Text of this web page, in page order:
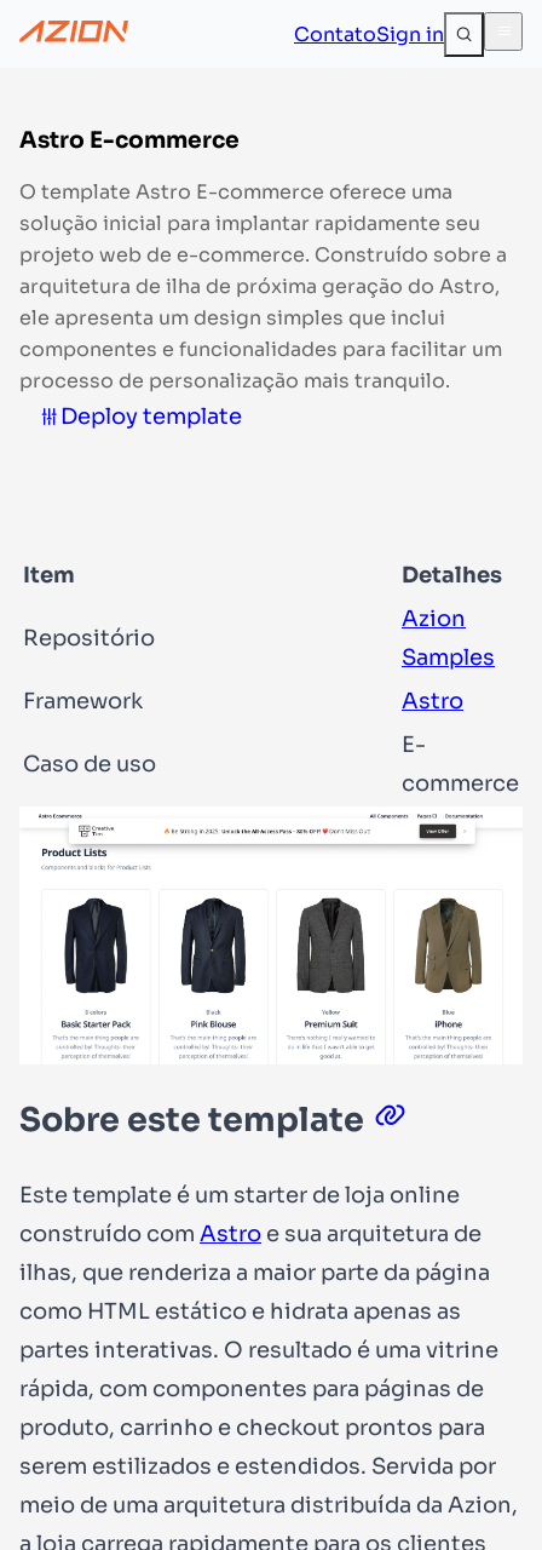
ContatoSign in
Astro E-commerce
O template Astro E-commerce oferece uma
solução inicial para implantar rapidamente seu
projeto web de e-commerce. Construído sobre a
arquitetura de ilha de próxima geração do Astro,
ele apresenta um design simples que inclui
componentes e funcionalidades para facilitar um
processo de personalização mais tranquilo.
Deploy template
Item Detalhes
Repositório
Azion
Samples
Framework
Astro
Caso de uso
E-
commerce
Sobre este template
Este template é um starter de loja online
construído com Astro e sua arquitetura de
ilhas, que renderiza a maior parte da página
como HTML estático e hidrata apenas as
partes interativas. O resultado é uma vitrine
rápida, com componentes para páginas de
produto, carrinho e checkout prontos para
serem estilizados e estendidos. Servida por
meio de uma arquitetura distribuída da Azion,
a loja carrega rapidamente para os clientes